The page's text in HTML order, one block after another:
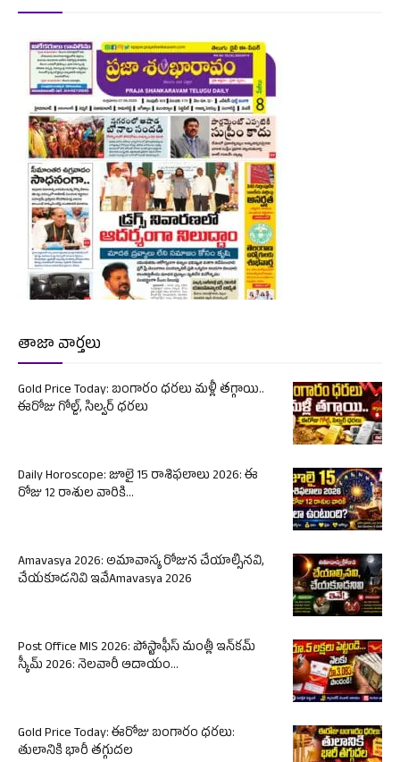
తాజా వార్తలు
Gold Price Today: బంగారం ధరలు మళ్లీ తగ్గాయి..
ఈరోజు గోల్డ్, సిల్వర్ ధరలు
Daily Horoscope: జూలై 15 రాశిఫలాలు 2026: ఈ
రోజు 12 రాశుల వారికి...
Amavasya 2026: అమావాస్య రోజున చేయాల్సినవి,
చేయకూడనివి ఇవేAmavasya 2026
Post Office MIS 2026: పోస్టాఫీస్ మంత్లీ ఇన్‌కమ్
స్కీమ్ 2026: నెలవారీ ఆదాయం...
Gold Price Today: ఈరోజు బంగారం ధరలు:
తులానికి భారీ తగ్గుదల